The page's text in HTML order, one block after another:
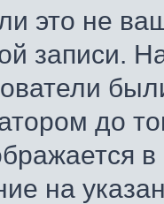
это не
записи.
до
на